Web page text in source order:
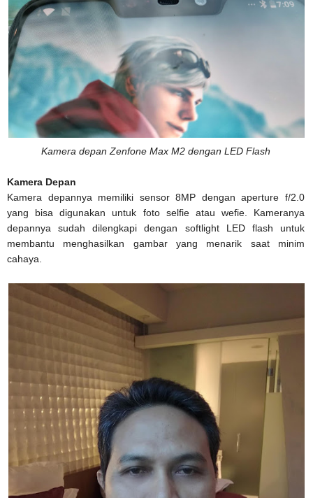
Kamera depan Zenfone Max M2 dengan LED Flash
Kamera Depan
Kamera depannya memiliki sensor 8MP dengan aperture f/2.0
yang bisa digunakan untuk foto selfie atau wefie. Kameranya
depannya sudah dilengkapi dengan softlight LED flash untuk
membantu menghasilkan gambar yang menarik saat minim
cahaya.